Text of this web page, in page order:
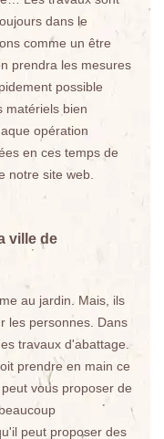
dans le
comme un être
prendra les mesures
possible
matériels bien
opération
en ces temps de
notre site web.
ville de
au jardin. Mais, ils
les personnes. Dans
travaux d'abattage.
prendre en main ce
vous proposer de
peut proposer des